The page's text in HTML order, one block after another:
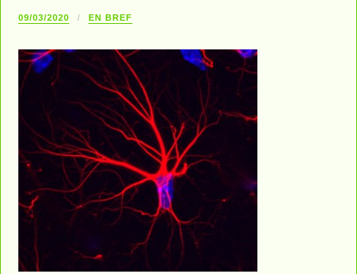
09/03/2020 EN BREF